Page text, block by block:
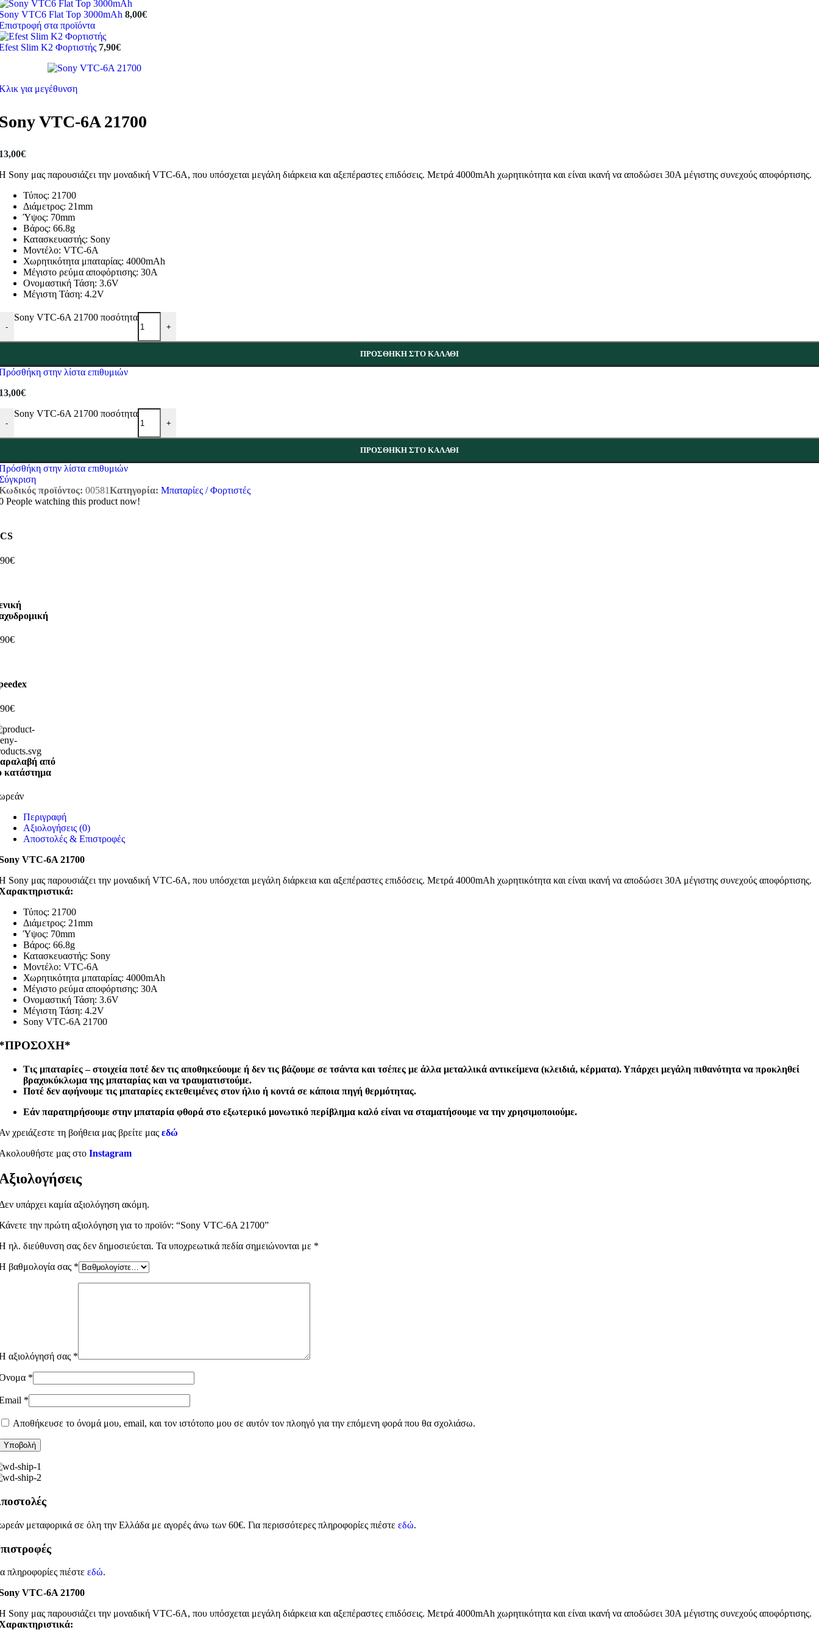
VTC6 Flat Top 3000mAh 8,00€
στα προϊόντα
Slim K2 Φορτιστής 7,90€
για μεγέθυνση
VTC-6A 21700
€
Sony μας παρουσιάζει την μοναδική VTC-6A, που υπόσχεται μεγάλη διάρκεια και αξεπέραστες επιδόσεις. Μετρά 4000mAh χωρητικότητα και είναι ικανή να αποδώσει 30Α μέγιστης συνεχούς αποφόρτισης.
Τύπος: 21700
Διάμετρος: 21mm
Ύψος: 70mm
Βάρος: 66.8g
Κατασκευαστής: Sony
Μοντέλο: VTC-6A
Χωρητικότητα μπαταρίας: 4000mAh
Μέγιστο ρεύμα αποφόρτισης: 30A
Ονομαστική Τάση: 3.6V
Μέγιστη Τάση: 4.2V
-
Sony VTC-6A 21700 ποσότητα
+
ΠΡΟΣΘΉΚΗ ΣΤΟ ΚΑΛΆΘΙ
στην λίστα επιθυμιών
€
-
Sony VTC-6A 21700 ποσότητα
+
ΠΡΟΣΘΉΚΗ ΣΤΟ ΚΑΛΆΘΙ
στην λίστα επιθυμιών
προϊόντος: 00581Κατηγορία: Μπαταρίες / Φορτιστές
People watching this product now!
από
κατάστημα
Περιγραφή
Αξιολογήσεις (0)
Αποστολές & Επιστροφές
VTC-6A 21700
Sony μας παρουσιάζει την μοναδική VTC-6A, που υπόσχεται μεγάλη διάρκεια και αξεπέραστες επιδόσεις. Μετρά 4000mAh χωρητικότητα και είναι ικανή να αποδώσει 30Α μέγιστης συνεχούς αποφόρτισης.
Τύπος: 21700
Διάμετρος: 21mm
Ύψος: 70mm
Βάρος: 66.8g
Κατασκευαστής: Sony
Μοντέλο: VTC-6A
Χωρητικότητα μπαταρίας: 4000mAh
Μέγιστο ρεύμα αποφόρτισης: 30A
Ονομαστική Τάση: 3.6V
Μέγιστη Τάση: 4.2V
Sony VTC-6A 21700
Τις μπαταρίες – στοιχεία ποτέ δεν τις αποθηκεύουμε ή δεν τις βάζουμε σε τσάντα και τσέπες με άλλα μεταλλικά αντικείμενα (κλειδιά, κέρματα). Υπάρχει μεγάλη πιθανότητα να προκληθεί
βραχυκύκλωμα της μπαταρίας και να τραυματιστούμε.
Ποτέ δεν αφήνουμε τις μπαταρίες εκτεθειμένες στον ήλιο ή κοντά σε κάποια πηγή θερμότητας.
Εάν παρατηρήσουμε στην μπαταρία φθορά στο εξωτερικό μονωτικό περίβλημα καλό είναι να σταματήσουμε να την χρησιμοποιούμε.
χρειάζεστε τη βοήθεια μας βρείτε μας εδώ
μας στο Instagram
υπάρχει καμία αξιολόγηση ακόμη.
την πρώτη αξιολόγηση για το προϊόν: “Sony VTC-6A 21700”
ηλ. διεύθυνση σας δεν δημοσιεύεται. Τα υποχρεωτικά πεδία σημειώνονται με *
βαθμολογία σας *
αξιολόγησή σας *
*
*
Αποθήκευσε το όνομά μου, email, και τον ιστότοπο μου σε αυτόν τον πλοηγό για την επόμενη φορά που θα σχολιάσω.
μεταφορικά σε όλη την Ελλάδα με αγορές άνω των 60€. Για περισσότερες πληροφορίες πιέστε εδώ.
πληροφορίες πιέστε εδώ.
VTC-6A 21700
Sony μας παρουσιάζει την μοναδική VTC-6A, που υπόσχεται μεγάλη διάρκεια και αξεπέραστες επιδόσεις. Μετρά 4000mAh χωρητικότητα και είναι ικανή να αποδώσει 30Α μέγιστης συνεχούς αποφόρτισης.